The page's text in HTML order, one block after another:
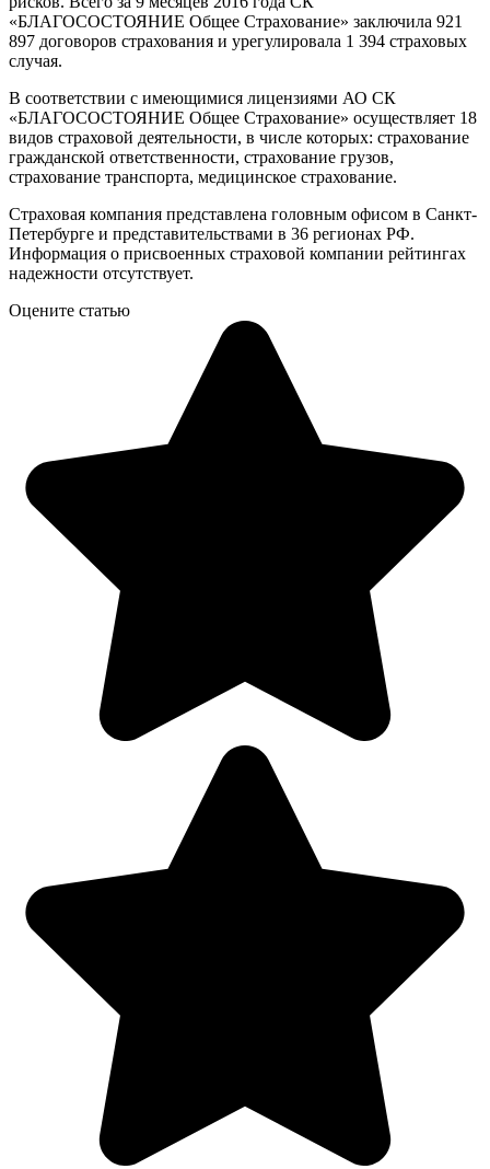
«БЛАГОСОСТОЯНИЕ Общее Страхование» заключила 921
897 договоров страхования и урегулировала 1 394 страховых
случая.
В соответствии с имеющимися лицензиями АО СК
«БЛАГОСОСТОЯНИЕ Общее Страхование» осуществляет 18
видов страховой деятельности, в числе которых: страхование
гражданской ответственности, страхование грузов,
страхование транспорта, медицинское страхование.
Страховая компания представлена головным офисом в Санкт-
Петербурге и представительствами в 36 регионах РФ.
Информация о присвоенных страховой компании рейтингах
надежности отсутствует.
Оцените статью